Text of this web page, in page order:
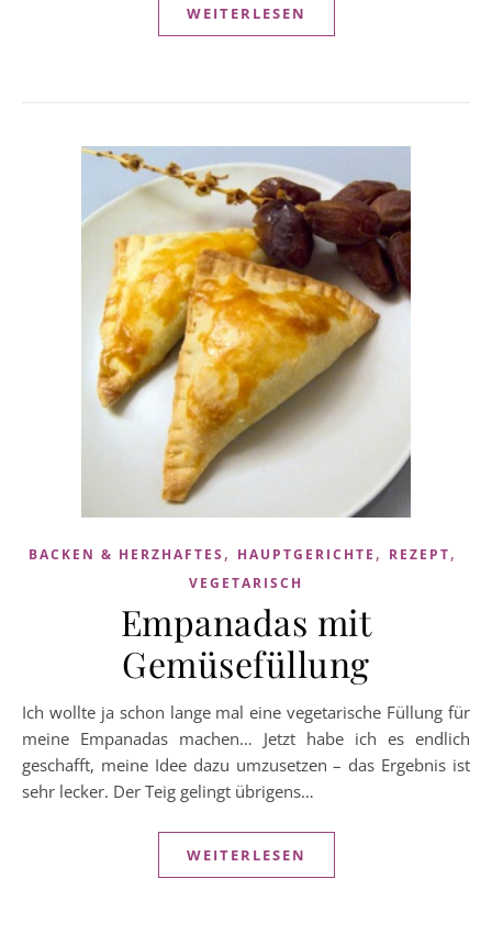
WEITERLESEN
BACKEN & HERZHAFTES , HAUPTGERICHTE , REZEPT,
VEGETARISCH
Empanadas mit
Gemüsefüllung
Ich wollte ja schon lange mal eine vegetarische Füllung für
meine Empanadas machen… Jetzt habe ich es endlich
geschafft, meine Idee dazu umzusetzen – das Ergebnis ist
sehr lecker. Der Teig gelingt übrigens…
WEITERLESEN